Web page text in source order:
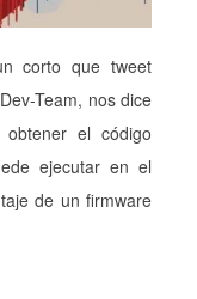
corto que tweet
Team, nos dice
el código
ejecutar en el
de un firmware